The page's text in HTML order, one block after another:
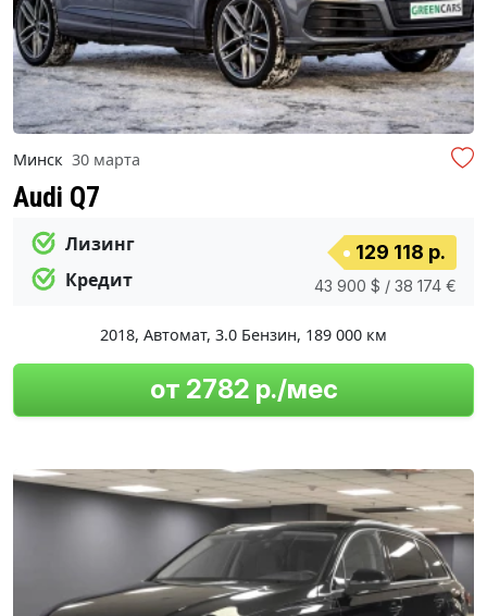
Минск 30 марта
Audi Q7
Лизинг
Кредит
129 118 р.
43 900 $ / 38 174 €
2018, Автомат, 3.0 Бензин, 189 000 км
от 2782 р./мес